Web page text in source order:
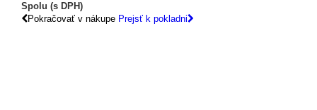
Spolu (s DPH)
Pokračovať v nákupe Prejsť k pokladni